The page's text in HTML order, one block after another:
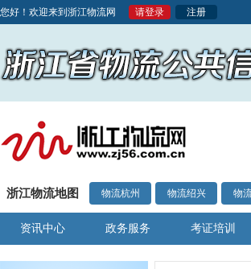
您好！欢迎来到浙江物流网 请登录 注册
浙江物流地图 物流杭州 物流绍兴 物
资讯中心 政务服务 考证培训